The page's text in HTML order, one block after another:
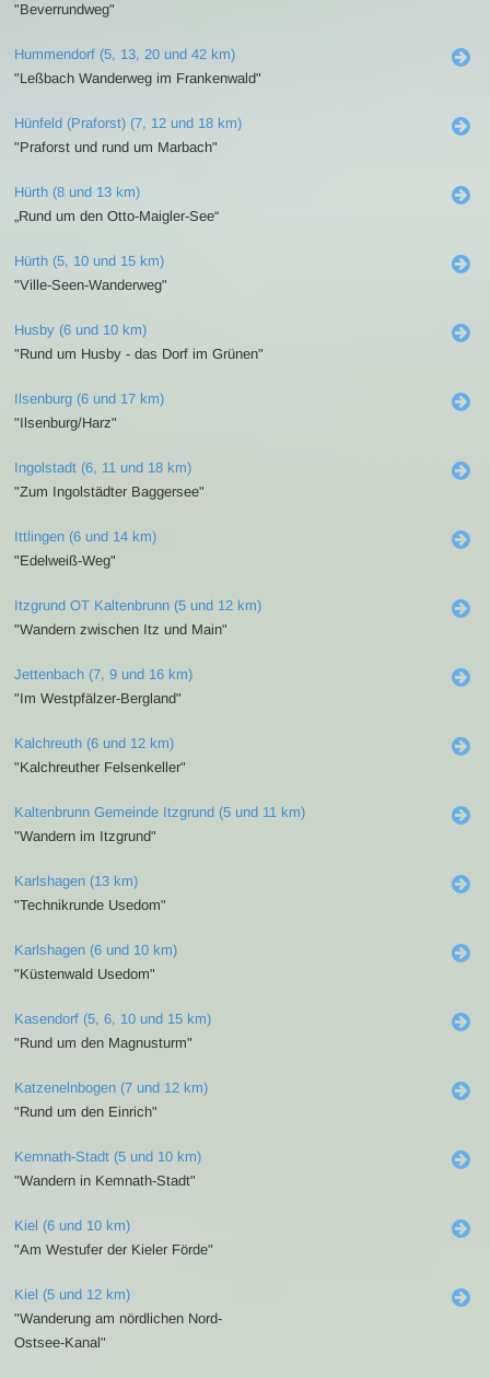
"Beverrundweg"
Hummendorf (5, 13, 20 und 42 km)
"Leßbach Wanderweg im Frankenwald"
Hünfeld (Praforst) (7, 12 und 18 km)
"Praforst und rund um Marbach"
Hürth (8 und 13 km)
„Rund um den Otto-Maigler-See“
Hürth (5, 10 und 15 km)
"Ville-Seen-Wanderweg"
Husby (6 und 10 km)
"Rund um Husby - das Dorf im Grünen"
Ilsenburg (6 und 17 km)
"Ilsenburg/Harz"
Ingolstadt (6, 11 und 18 km)
"Zum Ingolstädter Baggersee"
Ittlingen (6 und 14 km)
"Edelweiß-Weg"
Itzgrund OT Kaltenbrunn (5 und 12 km)
"Wandern zwischen Itz und Main"
Jettenbach (7, 9 und 16 km)
"Im Westpfälzer-Bergland"
Kalchreuth (6 und 12 km)
"Kalchreuther Felsenkeller"
Kaltenbrunn Gemeinde Itzgrund (5 und 11 km)
"Wandern im Itzgrund"
Karlshagen (13 km)
"Technikrunde Usedom"
Karlshagen (6 und 10 km)
"Küstenwald Usedom"
Kasendorf (5, 6, 10 und 15 km)
"Rund um den Magnusturm"
Katzenelnbogen (7 und 12 km)
"Rund um den Einrich"
Kemnath-Stadt (5 und 10 km)
"Wandern in Kemnath-Stadt"
Kiel (6 und 10 km)
"Am Westufer der Kieler Förde"
Kiel (5 und 12 km)
"Wanderung am nördlichen Nord-
Ostsee-Kanal"